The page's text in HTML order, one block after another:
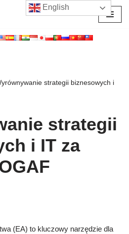
strategii biznesowych i
strategii
i IT za
(EA) to kluczowy narzędzie dla
English